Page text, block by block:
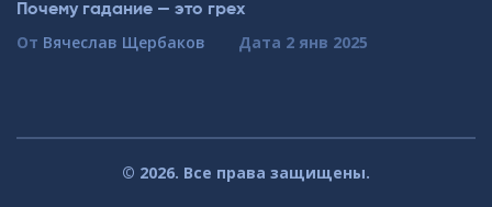
Почему гадание — это грех
От Вячеслав Щербаков Дата 2 янв 2025
© 2026. Все права защищены.